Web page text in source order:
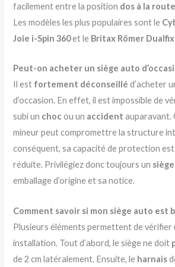
facilement entre la position dos à la route
Les modèles les plus populaires sont le
Joie i-Spin 360et le Britax Römer
Peut-on acheter un siège auto
Il est fortement déconseillé d’acheter
d’occasion. En effet, il est impossible de
subi un choc ou un accident auparavant.
mineur peut compromettre la structure
conséquent, sa capacité de protection
réduite. Privilégiez donc toujours un
emballage d’origine et sa notice.
Comment savoir si mon siège auto est
Plusieurs éléments permettent de vérifier
installation. Tout d’abord, le siège ne doit
de 2 cm latéralement. Ensuite, le harnais